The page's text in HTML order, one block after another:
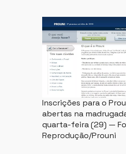
Inscrições para o
abertas na
quarta-feira (29) —
Reprodução/Prouni